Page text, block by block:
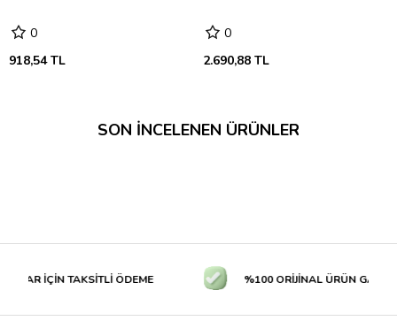
0
918,54 TL
0
2.690,88 TL
SON İNCELENEN ÜRÜNLER
İÇİN TAKSİTLİ ÖDEME %100 ORİJİNAL ÜRÜN